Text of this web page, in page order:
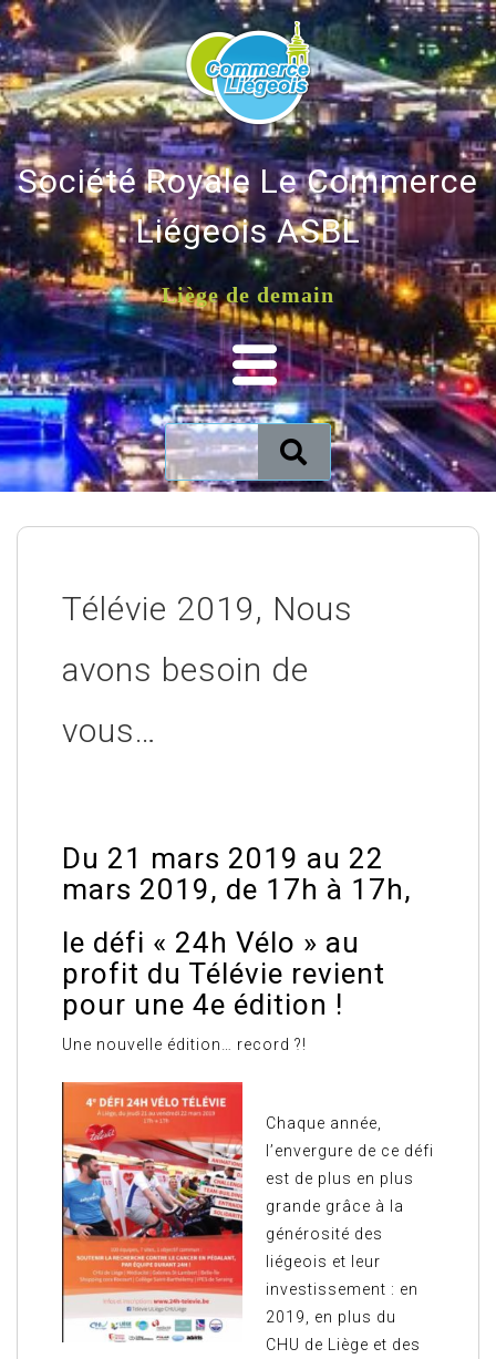
Société Royale Le Commerce
Liégeois ASBL
Liège de demain
Télévie 2019, Nous
avons besoin de
vous…
Du 21 mars 2019 au 22
mars 2019, de 17h à 17h,
le défi « 24h Vélo » au
profit du Télévie revient
pour une 4e édition !
Une nouvelle édition… record ?!
Chaque année,
l’envergure de ce défi
est de plus en plus
grande grâce à la
générosité des
liégeois et leur
investissement : en
2019, en plus du
CHU de Liège et des